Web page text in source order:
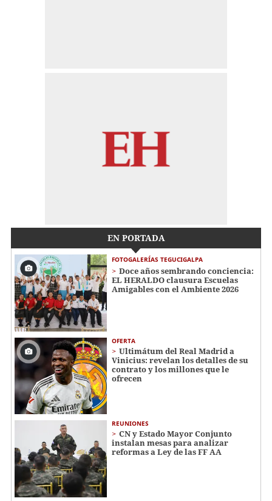
EN PORTADA
FOTOGALERÍAS TEGUCIGALPA
Doce años sembrando conciencia:
EL HERALDO clausura Escuelas
Amigables con el Ambiente 2026
OFERTA
Ultimátum del Real Madrid a
Vinicius: revelan los detalles de su
contrato y los millones que le
ofrecen
REUNIONES
CN y Estado Mayor Conjunto
instalan mesas para analizar
reformas a Ley de las FF AA